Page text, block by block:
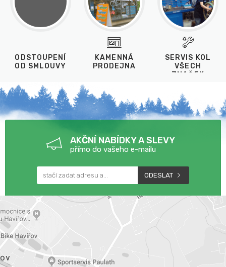
ODSTOUPENÍ
OD SMLOUVY
KAMENNÁ
PRODEJNA
SERVIS KOL
VŠECH
ZNAČEK
AKČNÍ NABÍDKY A SLEVY
přímo do vašeho e-mailu
ODESLAT